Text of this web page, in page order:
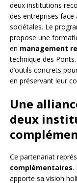
deux institutions
des entreprises face
sociétales. Le
propose une
en management
technique des
d’outils concrets
en préservant leur
Une
deux
Ce partenariat
complémentaires.
apporte sa vision